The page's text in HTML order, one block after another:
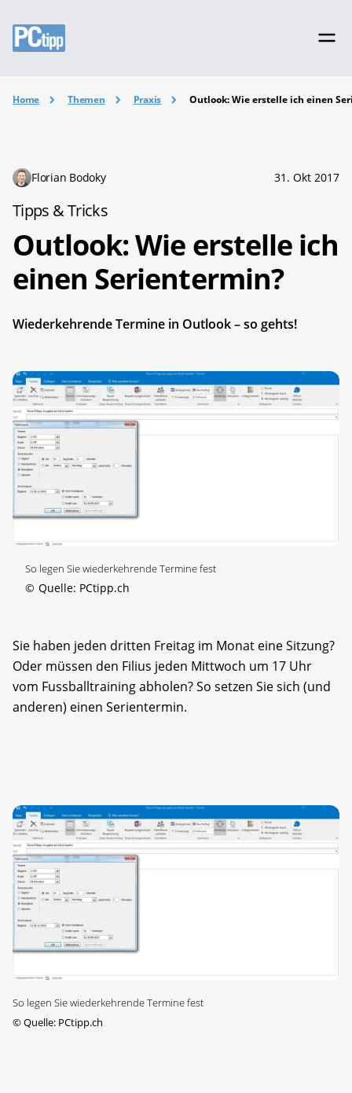
Home Themen Praxis Outlook: Wie erstelle ich einen
Florian Bodoky 31. Okt 2017
Tipps & Tricks
Outlook: Wie erstelle ich
einen Serientermin?
Wiederkehrende Termine in Outlook – so gehts!
So legen Sie wiederkehrende Termine fest
© Quelle: PCtipp.ch
Sie haben jeden dritten Freitag im Monat eine Sitzung?
Oder müssen den Filius jeden Mittwoch um 17 Uhr
vom Fussballtraining abholen? So setzen Sie sich (und
anderen) einen Serientermin.
So legen Sie wiederkehrende Termine fest
©Quelle: PCtipp.ch